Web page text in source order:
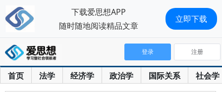
首页 法学 经济学 政治学 国际关系 社会学
登录 注册
下载爱思想APP
随时随地阅读精品文章
立即下载